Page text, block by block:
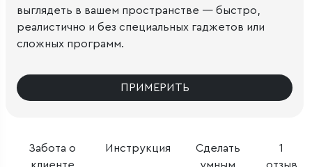
Забота о
Инструкция
Сделать
1
выглядеть в вашем пространстве — быстро,
реалистично и без специальных гаджетов или
сложных программ.
ПРИМЕРИТЬ